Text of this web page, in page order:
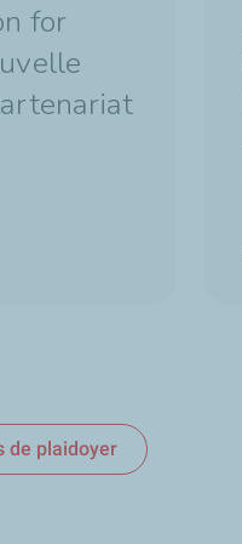
for
de plaidoyer